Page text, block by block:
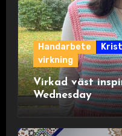
Handarbete
virkning
Virkad väst
Wednesday